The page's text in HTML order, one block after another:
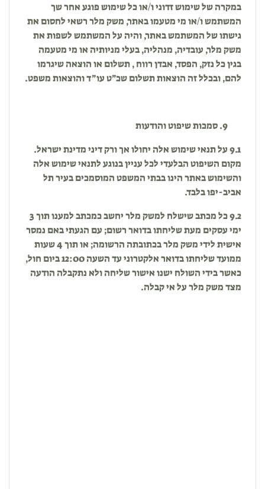
במקרה של שימוש זדוני ו/או כל שימוש פוגע אחר שך
המשתמש ו/או מי מטעמו באתר, משק מלר רשאי לחסום את
גישתו של המשתמש באתר, והיה על המשתמש לשפות את
משק מלר, עובדיה, מנהליה, בעלי מניותיה או מי מטעמה
בגין כל נזק, הפסד, אבדן רווח , תשלום או הוצאה שיגרמו
להם, ובכלל זה הוצאות תשלום שכ״ט עו״ד והוצאות משפט.
סמכות שיפוט והודעות
9.1 על תנאי שימוש אלה יחולו אך ורק דיני מדינת ישראל.
מקום השיפוט הבלעדי לכל עניין בנוגע לתנאי שימוש אלה
והשימוש באתר הינו בבתי המשפט המוסמכים בעיר תל
אביב-יפו בלבד.
9.2 כל מכתב שישלח למשק מלר יחשב כמכתב למענו תוך 3
ימי עסקים מעת שליחתו בדואר רשום; עם הגעתי באם נמסר
אישית לידי משק מלר בכתובתה הרשומה; או תוך 4 שעות
ממועד שליחתו בדואר אלקטרוני עד השעה 12:00 ביום חול,
כאשר בידי השולח ישנו אישור שליחה ולא נתקבלה הודעה
מצד משק מלר על אי קבלה.